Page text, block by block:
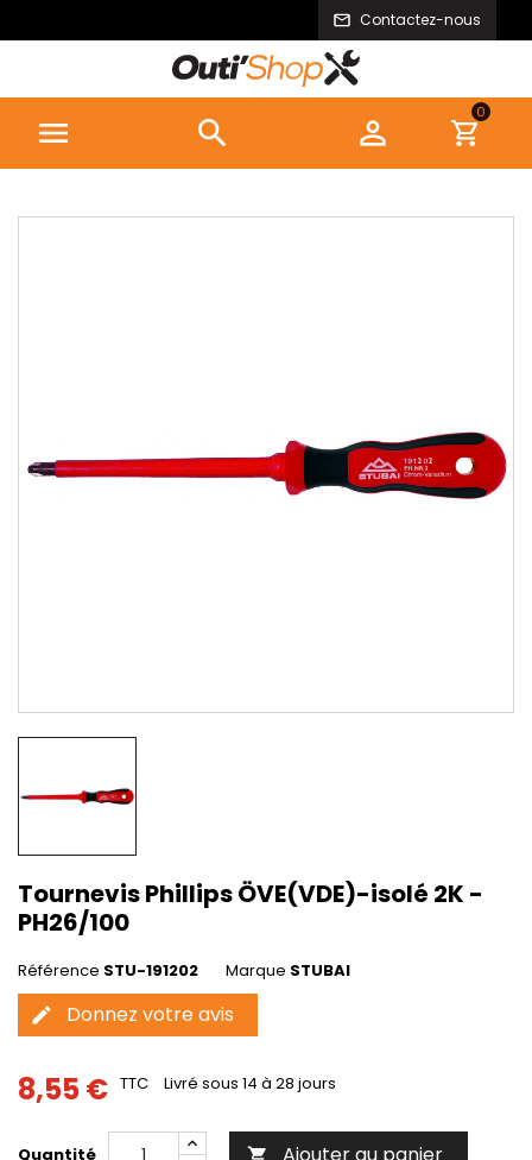
Contactez-nous
  
0
Tournevis Phillips ÖVE(VDE)-isolé 2K -
PH26/100
Référence STU-191202 Marque STUBAI
edit Donnez votre avis
8,55 € TTC Livré sous 14 à 28 jours
Quantité 